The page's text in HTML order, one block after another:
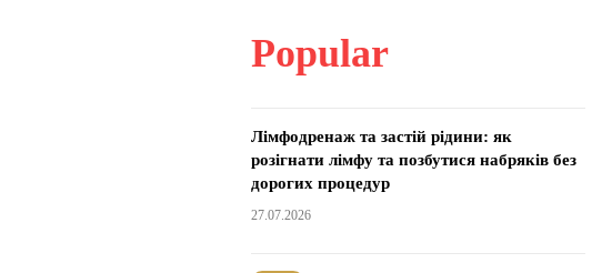
Popular
Лімфодренаж та застій рідини: як
розігнати лімфу та позбутися набряків без
дорогих процедур
27.07.2026